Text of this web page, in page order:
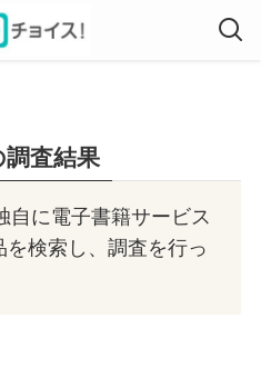
査結果
自に電子書籍サービス
を検索し、調査を行っ